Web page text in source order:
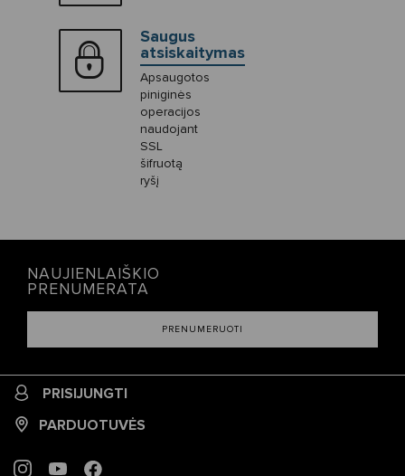
Saugus
atsiskaitymas
Apsaugotos
piniginės
operacijos
naudojant
SSL
šifruotą
ryšį
NAUJIENLAIŠKIO
PRENUMERATA
PRENUMERUOTI
PRISIJUNGTI
PARDUOTUVĖS
INSTAGRAM
YOUTUBEFACEBOOK